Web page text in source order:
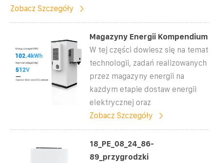
Zobacz Szczegóły
Magazyny Energii Kompendium
W tej części dowiesz się na temat
technologii, zadań realizowanych
przez magazyny energii na
każdym etapie dostaw energii
elektrycznej oraz
Zobacz Szczegóły
18_PE_08_24_86-
89_przygrodzki